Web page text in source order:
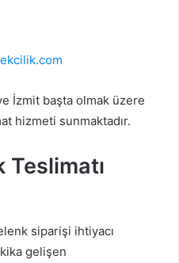
İzmit başta olmak üzere
hizmeti sunmaktadır.
Teslimatı
siparişi ihtiyacı
gelişen